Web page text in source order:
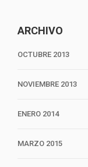
ARCHIVO
OCTUBRE 2013
NOVIEMBRE 2013
ENERO 2014
MARZO 2015